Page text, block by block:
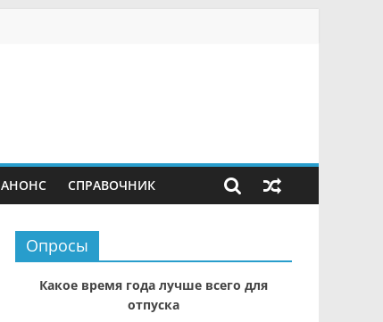
АНОНС СПРАВОЧНИК
Опросы
Какое время года лучше всего для
отпуска